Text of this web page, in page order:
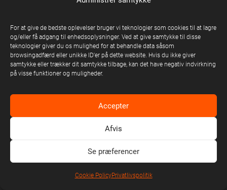
For at give de bedste oplevelser bruger vi teknologier som cookies til at lagre
og/eller få adgang til enhedsoplysninger. Ved at give samtykke til disse
teknologier giver du os mulighed for at behandle data såsom
browsingadfærd eller unikke ID'er på dette website. Hvis du ikke giver
samtykke eller trækker dit samtykke tilbage, kan det have negativ indvirkning
på visse funktioner og muligheder.
Accepter
Afvis
Se præferencer
Cookie PolicyPrivatlivspolitik
31.
DEC
Sønderborghus Testimport,
Sønderborghus, TESTCOUNTRY
torsdag 10:00
KOMMER SNART
31.
TEST
torsdag 10:00
Forår 2027
TINA DICKOWEksklusivt presale